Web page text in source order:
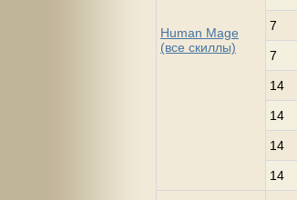
Human Mage
(все скиллы)
7
7
14
14
14
14